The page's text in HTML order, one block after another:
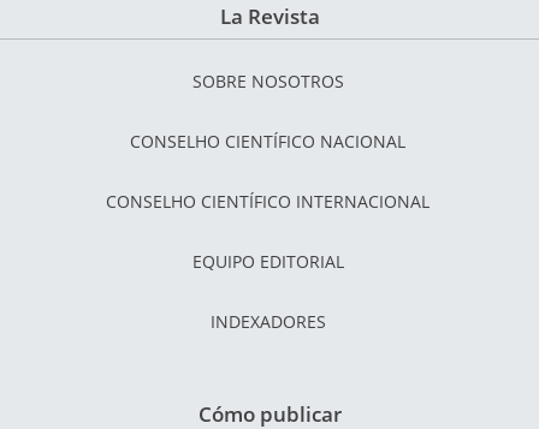
La Revista
SOBRE NOSOTROS
CONSELHO CIENTÍFICO NACIONAL
CONSELHO CIENTÍFICO INTERNACIONAL
EQUIPO EDITORIAL
INDEXADORES
Cómo publicar